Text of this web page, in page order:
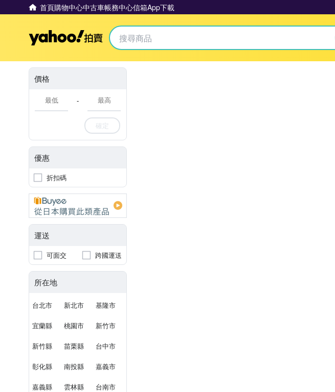
首頁購物中心中古車帳務中心信箱App下載
Yahoo拍賣
價格
-
確定
優惠
折扣碼
運送
可面交 跨國運送
所在地
台北市 新北市 基隆市
宜蘭縣 桃園市 新竹市
新竹縣 苗栗縣 台中市
彰化縣 南投縣 嘉義市
嘉義縣 雲林縣 台南市